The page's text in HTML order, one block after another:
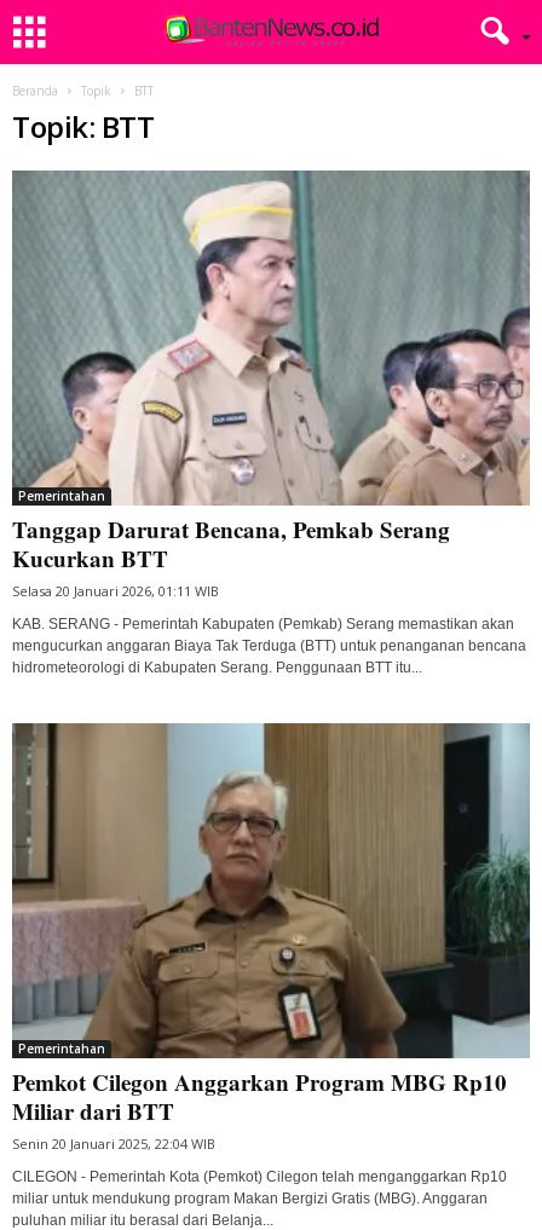
Beranda Topik BTT
Topik: BTT
Pemerintahan
Tanggap Darurat Bencana, Pemkab Serang
Kucurkan BTT
Selasa 20 Januari 2026, 01:11 WIB
KAB. SERANG - Pemerintah Kabupaten (Pemkab) Serang memastikan akan
mengucurkan anggaran Biaya Tak Terduga (BTT) untuk penanganan bencana
hidrometeorologi di Kabupaten Serang. Penggunaan BTT itu...
Pemerintahan
Pemkot Cilegon Anggarkan Program MBG Rp10
Miliar dari BTT
Senin 20 Januari 2025, 22:04 WIB
CILEGON - Pemerintah Kota (Pemkot) Cilegon telah menganggarkan Rp10
miliar untuk mendukung program Makan Bergizi Gratis (MBG). Anggaran
puluhan miliar itu berasal dari Belanja...